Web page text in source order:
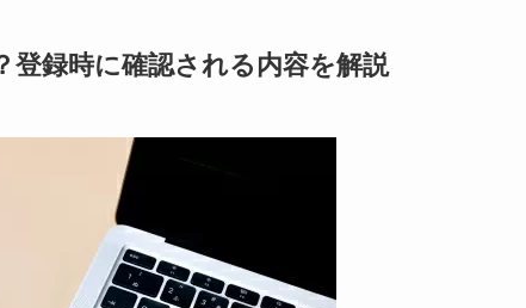
録時に確認される内容を解説